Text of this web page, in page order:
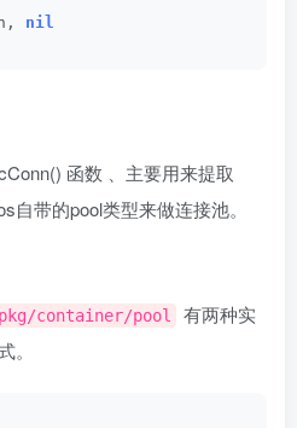
nil
函数 、主要用来提取
带的pool类型来做连接池。
pkg/container/pool
有两种实
。